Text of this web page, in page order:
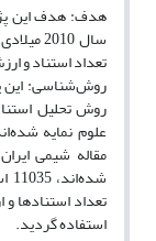
هدف: هدف این
سال
تعداد استناد و
روش‌شناسی: این
روش تحلیل
تعداد استنادها
استفاده گردید.